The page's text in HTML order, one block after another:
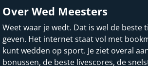
Over Wed Meesters
Weet waar je wedt. Dat is wel de beste
geven. Het internet staat vol met
kunt wedden op sport. Je ziet overal
bonussen, de beste livescores, de